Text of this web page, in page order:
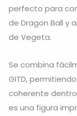
perfecto para
de Dragon Ball y
de Vegeta.
Se combina
GITD,
coherente dentro
es una figura